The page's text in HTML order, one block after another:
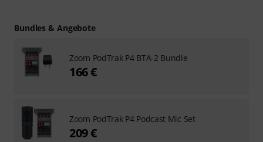
Bundles & Angebote
Zoom PodTrak P4 BTA-2 Bundle
166 €
Zoom PodTrak P4 Podcast Mic Set
209 €